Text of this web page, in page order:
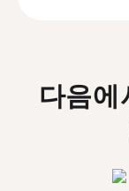
다음에